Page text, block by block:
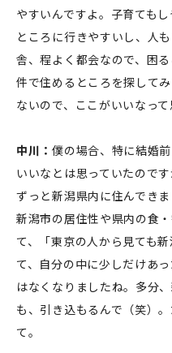
やすいんですよ。子育ても
ところに行きやすいし、人
舎、程よく都会なので、困
件で住めるところを探して
ないので、ここがいいなって
中川：僕の場合、特に結婚
いいなとは思っていたので
ずっと新潟県内に住んでき
新潟市の居住性や県内の食
て、「東京の人から見ても
て、自分の中に少しだけあ
はなくなりましたね。多分
も、引き込もるんで（笑）
て。